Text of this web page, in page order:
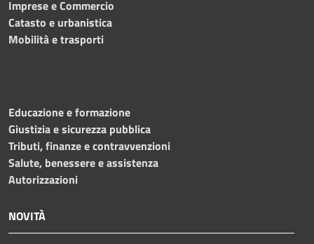
Imprese e Commercio
Catasto e urbanistica
Mobilità e trasporti
Educazione e formazione
Giustizia e sicurezza pubblica
Tributi, finanze e contravvenzioni
Salute, benessere e assistenza
Autorizzazioni
NOVITÀ